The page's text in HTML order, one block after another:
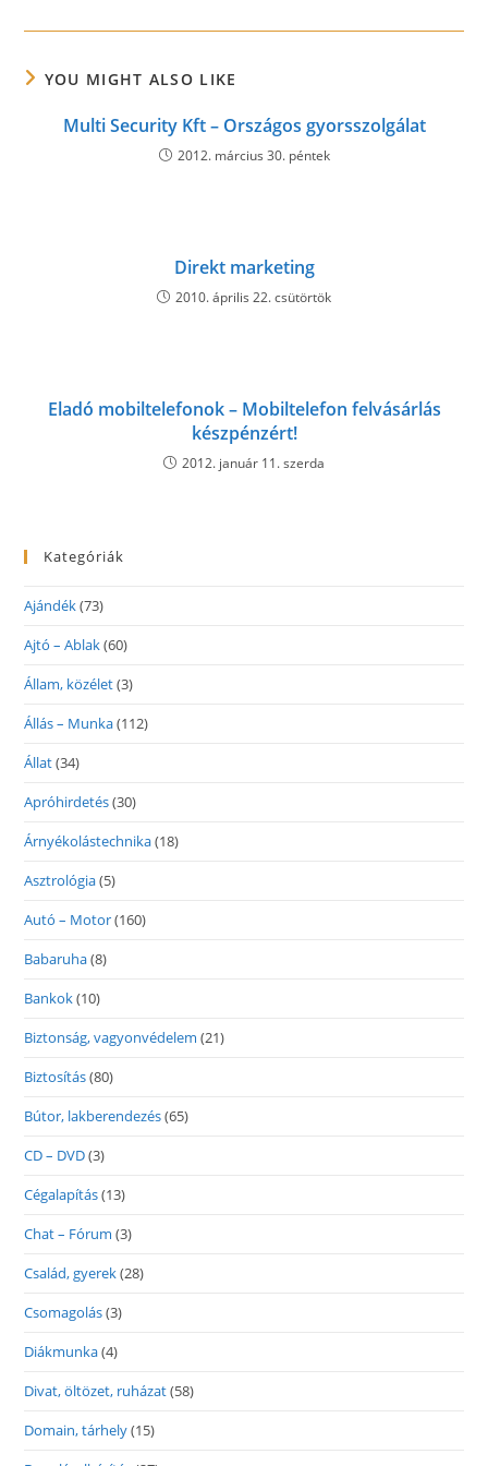
YOU MIGHT ALSO LIKE
Multi Security Kft – Országos gyorsszolgálat
2012. március 30. péntek
Direkt marketing
2010. április 22. csütörtök
Eladó mobiltelefonok – Mobiltelefon felvásárlás
készpénzért!
2012. január 11. szerda
Kategóriák
Ajándék(73)
Ajtó – Ablak(60)
Állam, közélet(3)
Állás – Munka(112)
Állat(34)
Apróhirdetés(30)
Árnyékolástechnika(18)
Asztrológia(5)
Autó – Motor(160)
Babaruha(8)
Bankok(10)
Biztonság, vagyonvédelem (21)
Biztosítás(80)
Bútor, lakberendezés(65)
CD – DVD(3)
Cégalapítás(13)
Chat – Fórum (3)
Család, gyerek(28)
Csomagolás(3)
Diákmunka(4)
Divat, öltözet, ruházat(58)
Domain, tárhely(15)